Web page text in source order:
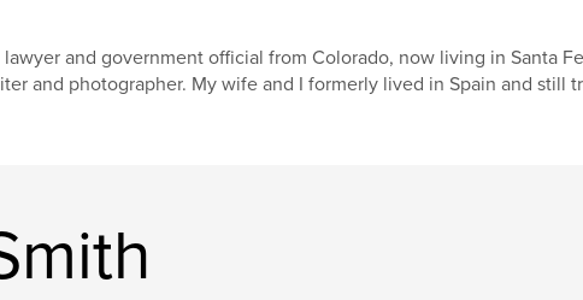
lawyer and government official from Colorado, now living in Santa
and photographer. My wife and I formerly lived in Spain and still